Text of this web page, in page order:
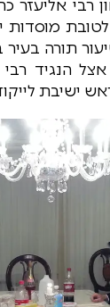
רבי אליעזר
מוסדות
תורה
הנגיד רבי
ישיבת